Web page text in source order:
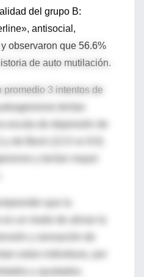
del grupo B:
antisocial,
observaron que 56.6%
de auto mutilación.
promedio 3 intentos de
tenían
y tenían mayor
un modo de aliviar la